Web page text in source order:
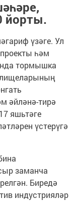
йорты.
үзәге. Ул
һәм
тормышка
әйләнә-тирә
яшьтәге
үстерүгә
заманча
Биредә
индустрияләр